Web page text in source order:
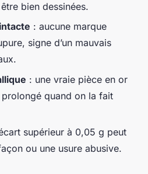
bien dessinées.
: aucune marque
signe d’un mauvais
: une vraie pièce en or
quand on la fait
supérieur à 0,05 g peut
ou une usure abusive.